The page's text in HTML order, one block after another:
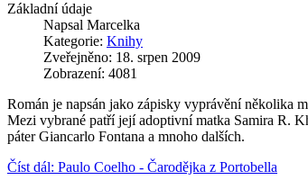
Základní údaje
Napsal Marcelka
Kategorie: Knihy
Zveřejněno: 18. srpen 2009
Zobrazení: 4081
Román je napsán jako zápisky vyprávění několika
Mezi vybrané patří její adoptivní matka Samira R.
páter Giancarlo Fontana a mnoho dalších.
Číst dál: Paulo Coelho - Čarodějka z Portobella